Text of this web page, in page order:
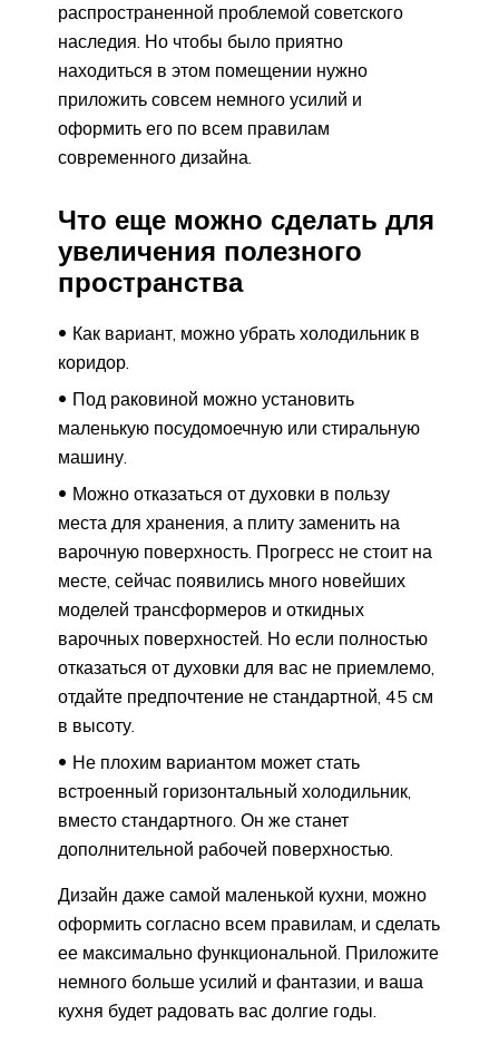
распространенной проблемой советского
наследия. Но чтобы было приятно
находиться в этом помещении нужно
приложить совсем немного усилий и
оформить его по всем правилам
современного дизайна.
Что еще можно сделать для
увеличения полезного
пространства
Как вариант, можно убрать холодильник в
коридор.
Под раковиной можно установить
маленькую посудомоечную или стиральную
машину.
Можно отказаться от духовки в пользу
места для хранения, а плиту заменить на
варочную поверхность. Прогресс не стоит на
месте, сейчас появились много новейших
моделей трансформеров и откидных
варочных поверхностей. Но если полностью
отказаться от духовки для вас не приемлемо,
отдайте предпочтение не стандартной, 45 см
в высоту.
Не плохим вариантом может стать
встроенный горизонтальный холодильник,
вместо стандартного. Он же станет
дополнительной рабочей поверхностью.
Дизайн даже самой маленькой кухни, можно
оформить согласно всем правилам, и сделать
ее максимально функциональной. Приложите
немного больше усилий и фантазии, и ваша
кухня будет радовать вас долгие годы.